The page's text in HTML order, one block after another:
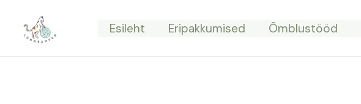
content
Esileht Eripakkumised Õmblustööd